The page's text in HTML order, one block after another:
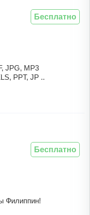
JPG, MP3
PPT, JP ..
Бесплатно
Филиппин!
Бесплатно